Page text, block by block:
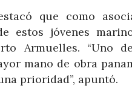
que como
estos jóvenes
Armuelles. “Uno
mano de obra
prioridad”, apuntó.